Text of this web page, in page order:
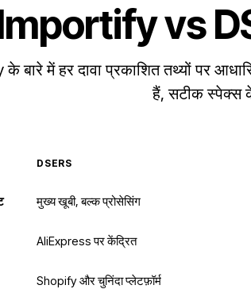
vs
बारे में हर दावा प्रकाशित तथ्यों पर
हैं, सटीक स्पेक्स
DSERS
मुख्य खूबी, बल्क प्रोसेसिंग
AliExpress पर केंद्रित
Shopify और चुनिंदा प्लेटफ़ॉर्म